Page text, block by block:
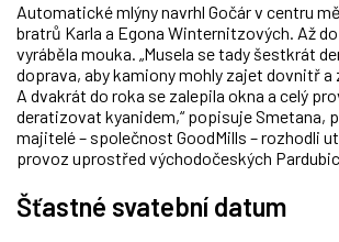
Automatické mlýny navrhl Gočár v centru
bratrů Karla a Egona Winternitzových. Až
vyráběla mouka. „Musela se tady šestkrát
doprava, aby kamiony mohly zajet dovnitř a
A dvakrát do roka se zalepila okna a celý
deratizovat kyanidem,“ popisuje Smetana,
majitelé – společnost GoodMills – rozhodli
provoz uprostřed východočeských
Šťastné svatební datum